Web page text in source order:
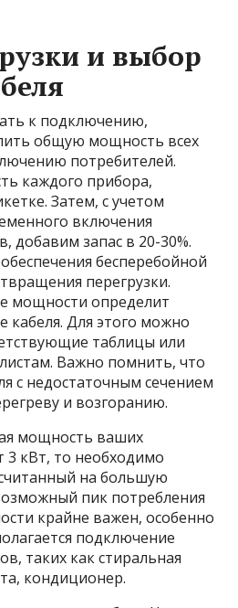
и выбор
к подключению,
общую мощность всех
потребителей.
каждого прибора,
Затем, с учетом
включения
добавим запас в 20-30%.
бесперебойной
перегрузки.
мощности определит
кабеля. Для этого можно
таблицы или
Важно помнить, что
с недостаточным сечением
и возгоранию.
мощность ваших
3 кВт, то необходимо
на большую
пик потребления
крайне важен, особенно
подключение
таких как стиральная
кондиционер.